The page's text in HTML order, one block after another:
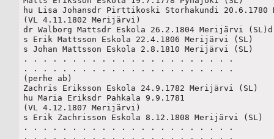
hu Lisa Johansdr Pirttikoski Storhakundi
(VL 4.11.1802 Merijärvi)
dr Walborg Mattsdr Eskola 26.2.1804 Merijärvi
s Erik Mattsson Eskola 22.4.1806 Merijärvi (SL)
s Johan Mattsson Eskola 2.8.1810 Merijärvi (SL)
. . . . . . . . . . . . . . . . . . . . . .
. . . . . . . . . . . . . . . . . . . . . .
(perhe ab)
Zachris Eriksson Eskola 24.9.1782 Merijärvi (SL)
hu Maria Eriksdr Pahkala 9.9.1781
(VL 4.12.1807 Merijärvi)
s Erik Zachrisson Eskola 8.12.1808 Merijärvi (SL)
. . . . . . . . . . . . . . . . . . . . . .
. . . . . . . . . . . . . . . . . . . . . .